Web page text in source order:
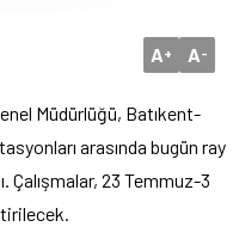
A+ A-
Müdürlüğü, Batıkent-
arasında bugün ray
Çalışmalar, 23 Temmuz-3